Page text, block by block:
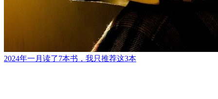
2024年一月读了7本书，我只推荐这3本